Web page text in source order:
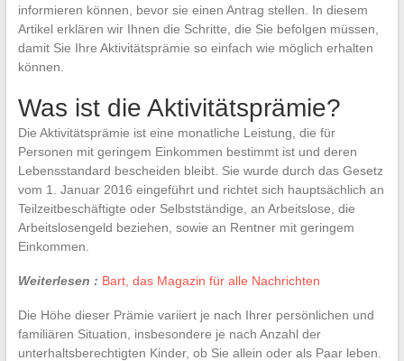
informieren können, bevor sie einen Antrag stellen. In diesem
Artikel erklären wir Ihnen die Schritte, die Sie befolgen müssen,
damit Sie Ihre Aktivitätsprämie so einfach wie möglich erhalten
können.
Was ist die Aktivitätsprämie?
Die Aktivitätsprämie ist eine monatliche Leistung, die für
Personen mit geringem Einkommen bestimmt ist und deren
Lebensstandard bescheiden bleibt. Sie wurde durch das Gesetz
vom 1. Januar 2016 eingeführt und richtet sich hauptsächlich an
Teilzeitbeschäftigte oder Selbstständige, an Arbeitslose, die
Arbeitslosengeld beziehen, sowie an Rentner mit geringem
Einkommen.
Weiterlesen : Bart, das Magazin für alle Nachrichten
Die Höhe dieser Prämie variiert je nach Ihrer persönlichen und
familiären Situation, insbesondere je nach Anzahl der
unterhaltsberechtigten Kinder, ob Sie allein oder als Paar leben.